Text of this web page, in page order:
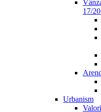
17/
Urbanism